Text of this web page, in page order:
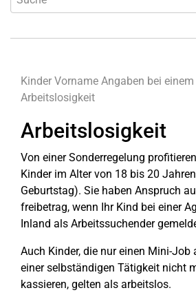
Kinder Vorname Angaben bei
Arbeitslosigkeit
Arbeitslosigkeit
Von einer Sonderregelung
Kinder im Alter von 18 bis 20
Geburtstag). Sie haben Anspruch
freibetrag, wenn Ihr Kind bei einer
Inland als Arbeitssuchender
Auch Kinder, die nur einen Mini-Job
einer selbständigen Tätigkeit nicht
kassieren, gelten als arbeitslos.